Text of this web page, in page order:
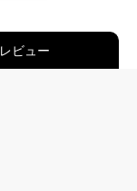
レビュー